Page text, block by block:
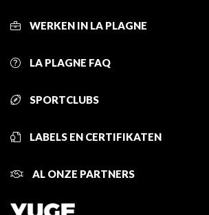
WERKEN IN LA PLAGNE
LA PLAGNE FAQ
SPORTCLUBS
LABELS EN CERTIFIKATEN
AL ONZE PARTNERS